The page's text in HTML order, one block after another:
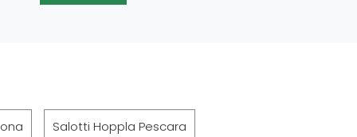
Salotti Hoppla Pescara